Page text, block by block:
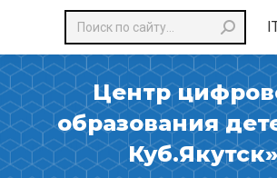
Поиск:
Центр
образования